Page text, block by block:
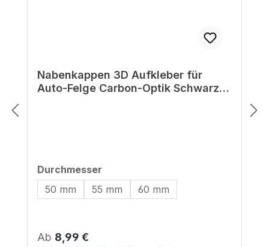
Nabenkappen 3D Aufkleber für
Auto-Felge Carbon-Optik Schwarz
Durchmesser
50 mm
55 mm 60 mm
Regulärer Preis:
Ab 8,99 €